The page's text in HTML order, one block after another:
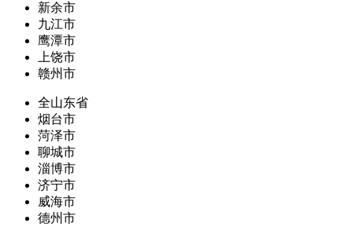
新余市
九江市
鹰潭市
上饶市
赣州市
全山东省
烟台市
菏泽市
聊城市
淄博市
济宁市
威海市
德州市